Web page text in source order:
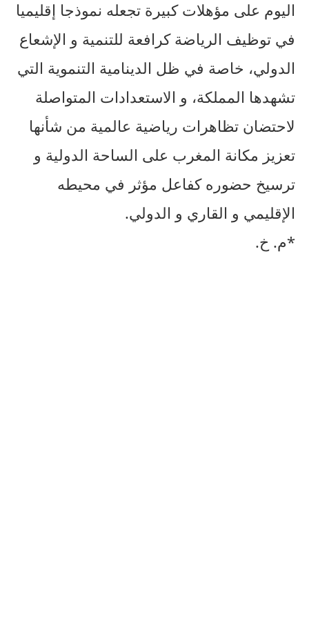
اليوم على مؤهلات كبيرة تجعله نموذجا إقليميا
في توظيف الرياضة كرافعة للتنمية و الإشعاع
الدولي، خاصة في ظل الدينامية التنموية التي
تشهدها المملكة، و الاستعدادات المتواصلة
لاحتضان تظاهرات رياضية عالمية من شأنها
تعزيز مكانة المغرب على الساحة الدولية و
ترسيخ حضوره كفاعل مؤثر في محيطه
الإقليمي و القاري و الدولي.
*م. خ.